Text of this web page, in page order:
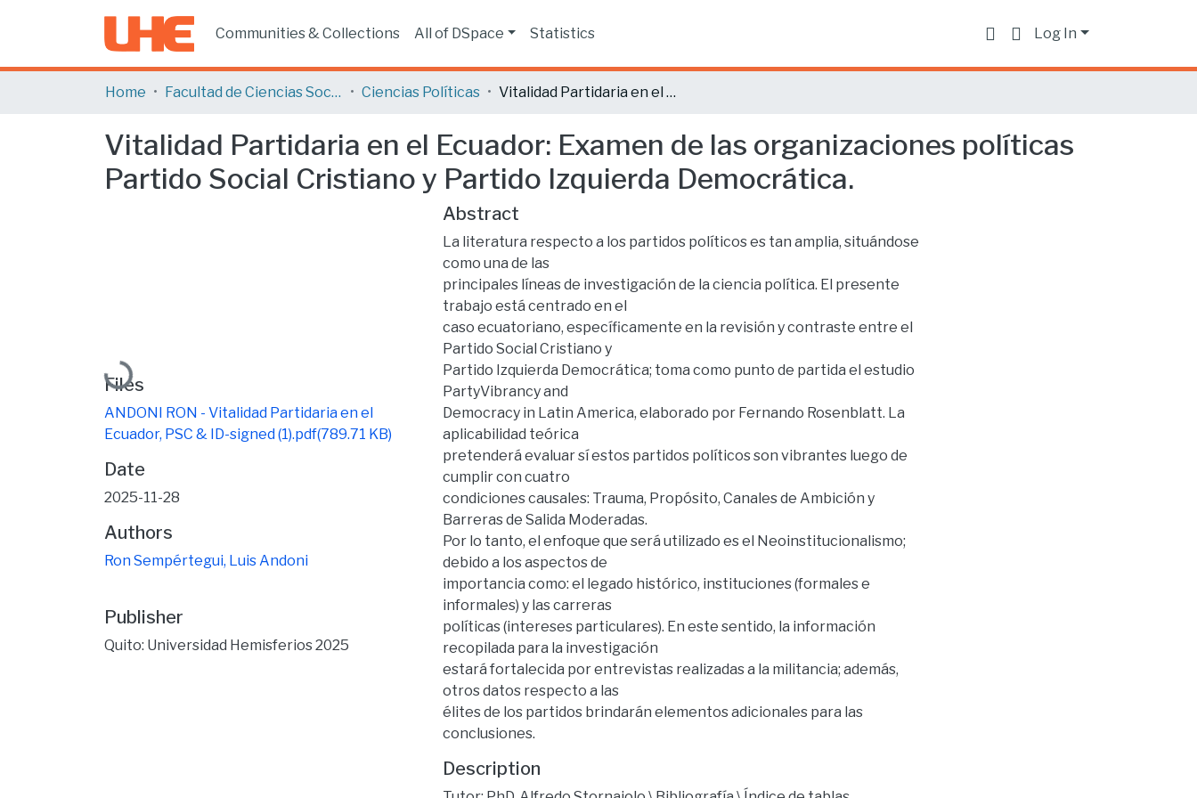
Communities & Collections All of DSpace Statistics Log In
Home Facultad de Ciencias Sociales y Humanas Ciencias Políticas Vitalidad Partidaria en el Ecuador: Examen de las organizaciones políticas Partido Social Cristiano y Partido Izquierda Democrática.
Vitalidad Partidaria en el Ecuador: Examen de las organizaciones políticas
Partido Social Cristiano y Partido Izquierda Democrática.
Loading...
Files
ANDONI RON - Vitalidad Partidaria en el
Ecuador, PSC & ID-signed (1).pdf(789.71 KB)
Date
2025-11-28
Authors
Ron Sempértegui, Luis Andoni
Publisher
Quito: Universidad Hemisferios 2025
Abstract
La literatura respecto a los partidos políticos es tan amplia, situándose
como una de las
principales líneas de investigación de la ciencia política. El presente
trabajo está centrado en el
caso ecuatoriano, específicamente en la revisión y contraste entre el
Partido Social Cristiano y
Partido Izquierda Democrática; toma como punto de partida el estudio
PartyVibrancy and
Democracy in Latin America, elaborado por Fernando Rosenblatt. La
aplicabilidad teórica
pretenderá evaluar sí estos partidos políticos son vibrantes luego de
cumplir con cuatro
condiciones causales: Trauma, Propósito, Canales de Ambición y
Barreras de Salida Moderadas.
Por lo tanto, el enfoque que será utilizado es el Neoinstitucionalismo;
debido a los aspectos de
importancia como: el legado histórico, instituciones (formales e
informales) y las carreras
políticas (intereses particulares). En este sentido, la información
recopilada para la investigación
estará fortalecida por entrevistas realizadas a la militancia; además,
otros datos respecto a las
élites de los partidos brindarán elementos adicionales para las
conclusiones.
Description